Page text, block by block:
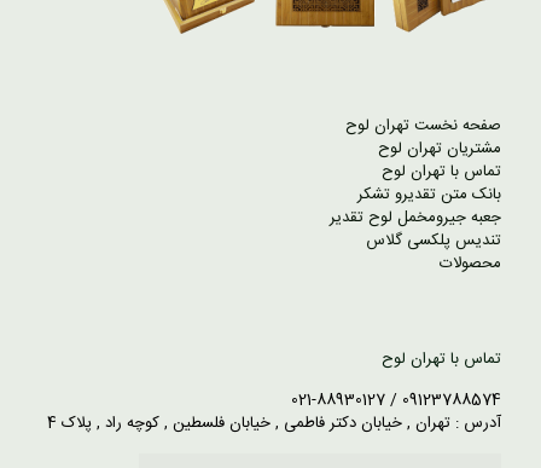
صفحه نخست تهران لوح
مشتریان تهران لوح
تماس با تهران لوح
بانک متن تقدیرو تشکر
جعبه جیرومخمل لوح تقدیر
تندیس پلکسی گلاس
محصولات
تماس با تهران لوح
09123788574 / 021-88930127
آدرس : تهران , خیابان دکتر فاطمی , خیابان فلسطین , کوچه راد , پلاک 4